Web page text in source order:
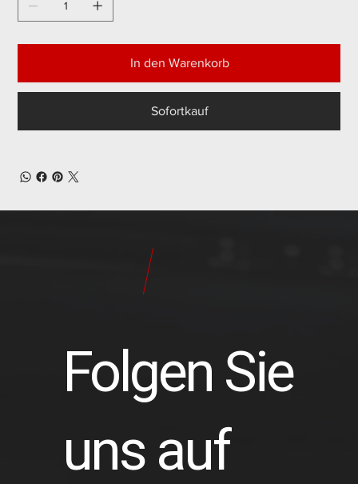
In den Warenkorb
Sofortkauf
Folgen Sie
uns auf